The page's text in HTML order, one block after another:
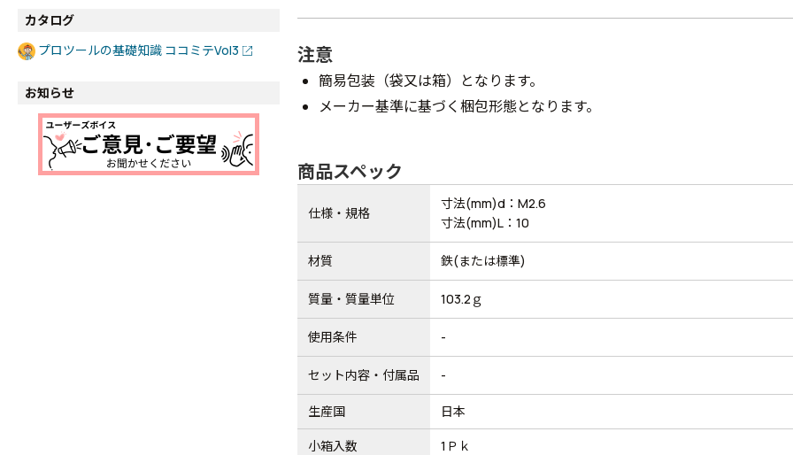
カタログ
プロツールの基礎知識 ココミテVol3
お知らせ
注意
簡易包装（袋又は箱）となります。
メーカー基準に基づく梱包形態となります。
商品スペック
仕様・規格
寸法(mm)d：M2.6
寸法(mm)L：10
材質 鉄(または標準)
質量・質量単位 103.2ｇ
使用条件 -
セット内容・付属品 -
生産国 日本
小箱入数 1Ｐｋ